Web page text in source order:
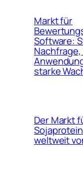
Markt für
Software:
starke
Der Markt
weltweit